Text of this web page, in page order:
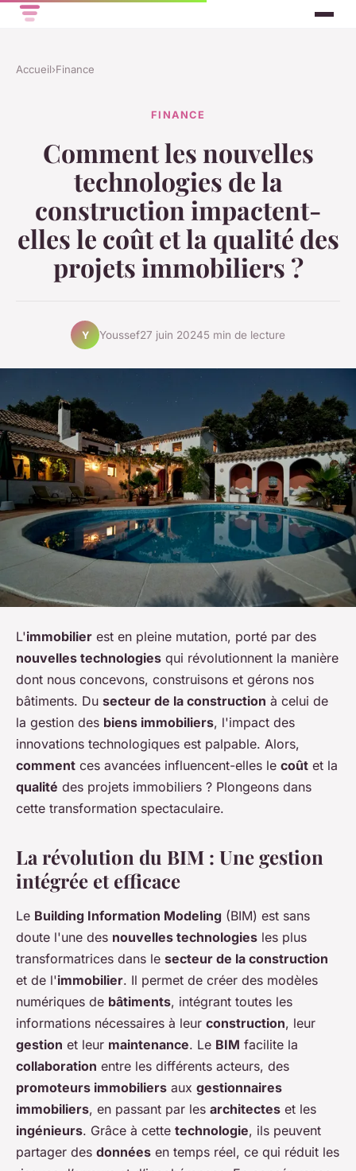
Accueil›Finance
FINANCE
Comment les nouvelles
technologies de la
construction impactent-
elles le coût et la qualité des
projets immobiliers ?
Y Youssef27 juin 20245 min de lecture
L'immobilier est en pleine mutation, porté par des
nouvelles technologies qui révolutionnent la manière
dont nous concevons, construisons et gérons nos
bâtiments. Du secteur de la construction à celui de
la gestion des biens immobiliers, l'impact des
innovations technologiques est palpable. Alors,
comment ces avancées influencent-elles le coût et la
qualité des projets immobiliers ? Plongeons dans
cette transformation spectaculaire.
La révolution du BIM : Une gestion
intégrée et efficace
Le Building Information Modeling (BIM) est sans
doute l'une des nouvelles technologies les plus
transformatrices dans le secteur de la construction
et de l'immobilier. Il permet de créer des modèles
numériques de bâtiments, intégrant toutes les
informations nécessaires à leur construction, leur
gestion et leur maintenance. Le BIM facilite la
collaboration entre les différents acteurs, des
promoteurs immobiliers aux gestionnaires
immobiliers, en passant par les architectes et les
ingénieurs. Grâce à cette technologie, ils peuvent
partager des données en temps réel, ce qui réduit les